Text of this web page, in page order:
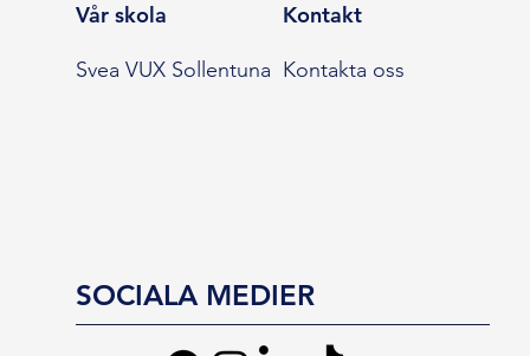
Vår skola
Svea VUX Sollentuna
Kontakt
Kontakta oss
SOCIALA MEDIER